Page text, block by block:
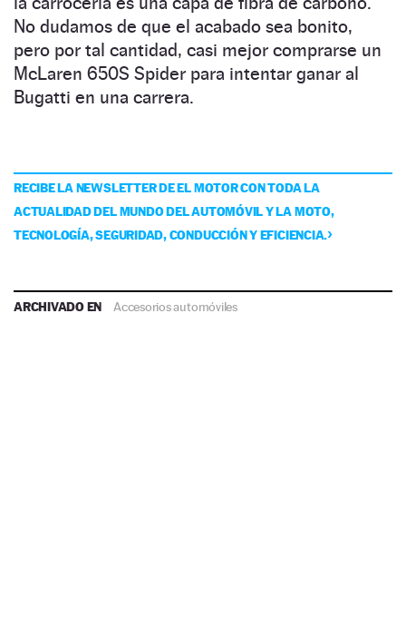
No dudamos de que el acabado sea bonito,
pero por tal cantidad, casi mejor comprarse un
McLaren 650S Spider para intentar ganar al
Bugatti en una carrera.
RECIBE LA NEWSLETTER DE EL MOTOR CON TODA LA
ACTUALIDAD DEL MUNDO DEL AUTOMÓVIL Y LA MOTO,
TECNOLOGÍA, SEGURIDAD, CONDUCCIÓN Y EFICIENCIA.
ARCHIVADO EN Accesorios automóviles